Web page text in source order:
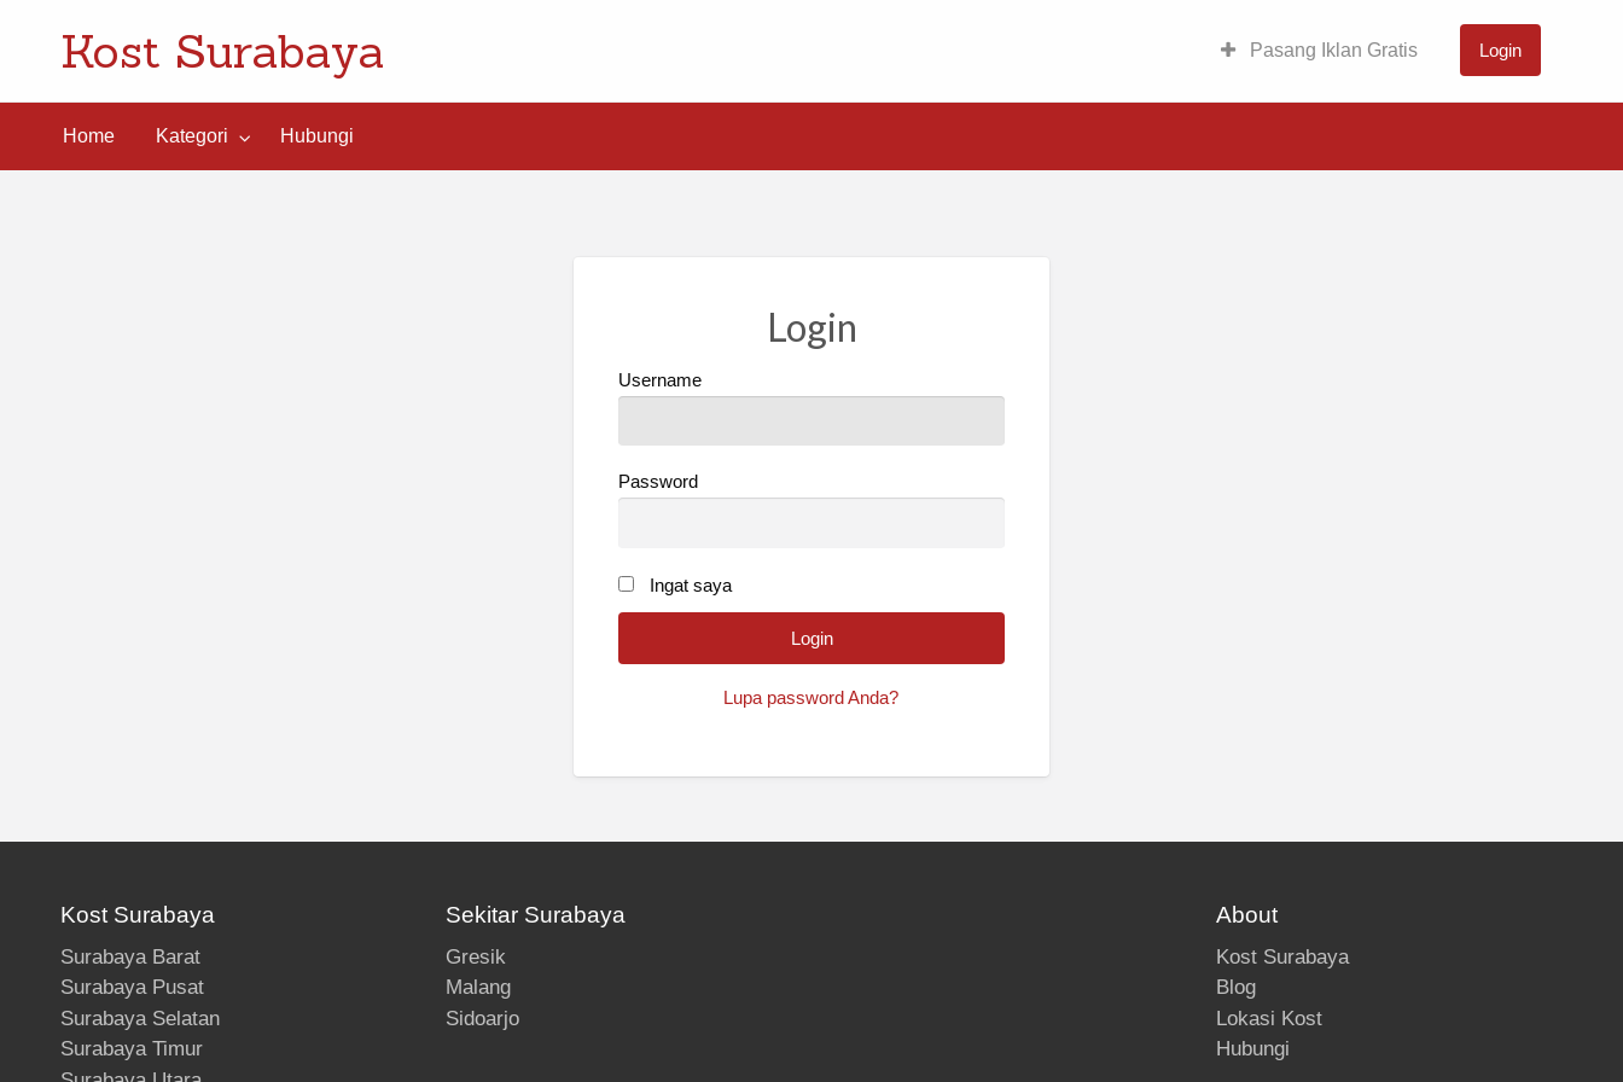
Kost Surabaya Pasang Iklan Gratis Login
Home Kategori Hubungi
Login
Username
Password
Ingat saya
Lupa password Anda?
Kost Surabaya
Surabaya Barat
Surabaya Pusat
Surabaya Selatan
Surabaya Timur
Sekitar Surabaya
Gresik
Malang
Sidoarjo
About
Kost Surabaya
Blog
Lokasi Kost
Hubungi